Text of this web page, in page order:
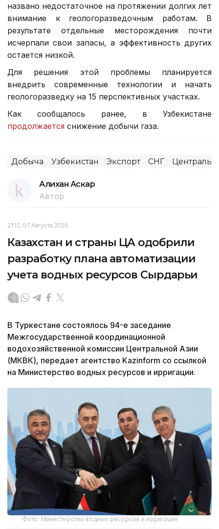
названо недостаточное на протяжении долгих лет
внимание к геологоразведочным работам. В
результате отдельные месторождения почти
исчерпали свои запасы, а эффективность других
остается низкой.
Для решения этой проблемы планируется
внедрить современные технологии и начать
геологоразведку на 15 перспективных участках.
Как сообщалось ранее, в Узбекистане
продолжается снижение добычи газа.
Добыча Узбекистан Экспорт СНГ
Алихан Аскар
Автор
21:12, 07 Августа 2026
Казахстан и страны ЦА одобрили
разработку плана автоматизации
учета водных ресурсов Сырдарьи
В Туркестане состоялось 94-е заседание
Межгосударственной координационной
водохозяйственной комиссии Центральной Азии
(МКВК), передает агентство Kazinform со ссылкой
на Министерство водных ресурсов и ирригации.
Фото: Министерство водных ресурсов и ирригации